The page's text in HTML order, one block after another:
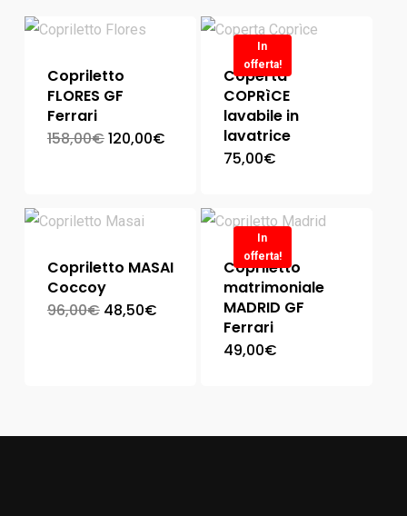
In
offerta!
Copriletto
FLORES GF
Ferrari
158,00€120,00€
Coperta
COPRìCE
lavabile in
lavatrice
75,00€
In
offerta!
Copriletto MASAI
Coccoy
96,00€ 48,50€
Copriletto
matrimoniale
MADRID GF
Ferrari
49,00€